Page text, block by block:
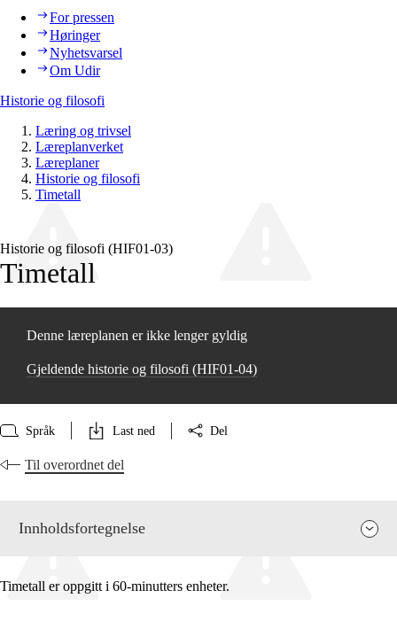
For pressen
Høringer
Nyhetsvarsel
Om Udir
Historie og filosofi
Læring og trivsel
Læreplanverket
Læreplaner
Historie og filosofi
Timetall
Historie og filosofi (HIF01‑03)
Timetall
Denne læreplanen er ikke lenger gyldig
Gjeldende historie og filosofi (HIF01‑04)
Språk Last ned Del
Til overordnet del
Innholdsfortegnelse
Timetall er oppgitt i 60-minutters enheter.